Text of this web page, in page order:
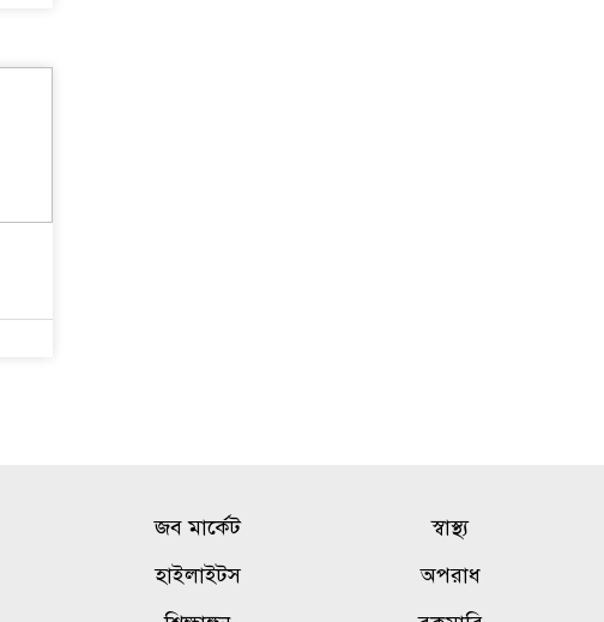
জব মার্কেট
স্বাস্থ্য
হাইলাইটস
অপরাধ